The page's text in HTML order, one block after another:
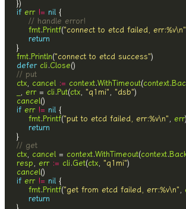
if err != nil
// handle error!
fmt.Printf("connect to etcd failed, err:%v\n"
return
fmt.Println("connect to etcd success"
defer cli .Close
// put
ctx, cancel := context.WithTimeout(context.
, err = cli .Put(ctx, "q1mi" , "dsb"
cancel
if err != nil
fmt.Printf("put to etcd failed, err:%v\n" , err
return
// get
ctx, cancel = context.WithTimeout(context.
resp , err := cli .Get(ctx, "q1mi"
cancel
if err != nil
fmt.Printf("get from etcd failed, err:%v\n" ,
return